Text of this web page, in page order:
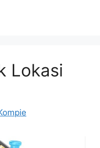
Lokasi